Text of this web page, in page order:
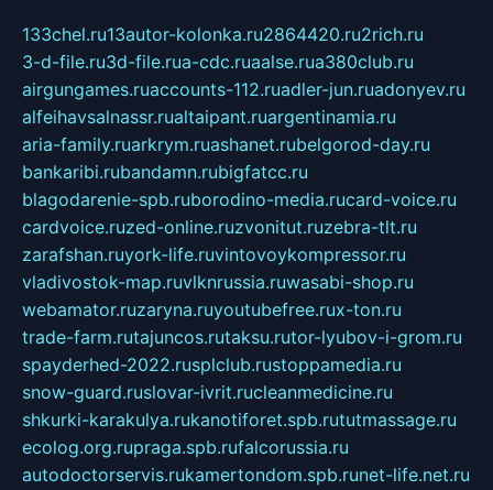
133chel.ru13autor-kolonka.ru2864420.ru2rich.ru
3-d-file.ru3d-file.rua-cdc.ruaalse.rua380club.ru
airgungames.ruaccounts-112.ruadler-jun.ruadonyev.ru
alfeihavsalnassr.rualtaipant.ruargentinamia.ru
aria-family.ruarkrym.ruashanet.rubelgorod-day.ru
bankaribi.rubandamn.rubigfatcc.ru
blagodarenie-spb.ruborodino-media.rucard-voice.ru
cardvoice.ruzed-online.ruzvonitut.ruzebra-tlt.ru
zarafshan.ruyork-life.ruvintovoykompressor.ru
vladivostok-map.ruvlknrussia.ruwasabi-shop.ru
webamator.ruzaryna.ruyoutubefree.rux-ton.ru
trade-farm.rutajuncos.rutaksu.rutor-lyubov-i-grom.ru
spayderhed-2022.rusplclub.rustoppamedia.ru
snow-guard.ruslovar-ivrit.rucleanmedicine.ru
shkurki-karakulya.rukanotiforet.spb.rututmassage.ru
ecolog.org.rupraga.spb.rufalcorussia.ru
autodoctorservis.rukamertondom.spb.runet-life.net.ru